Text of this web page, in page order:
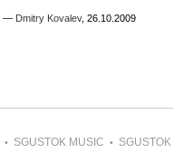
— Dmitry Kovalev, 26.10.2009
— Dmitry Kovalev, 26.10.2009
• SGUSTOK MUSIC •